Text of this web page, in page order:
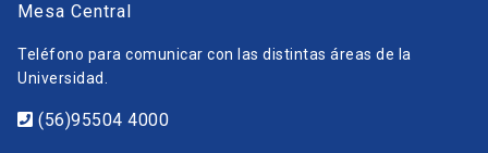
Mesa Central
Teléfono para comunicar con las distintas áreas de la
Universidad.
(56)95504 4000